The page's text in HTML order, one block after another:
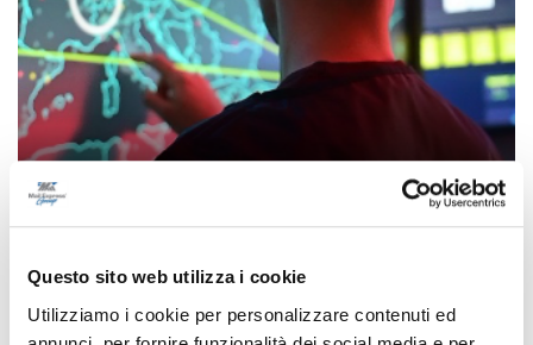
Questo sito web utilizza i cookie
Utilizziamo i cookie per personalizzare contenuti ed
Stampavano soldi falsi nel Chietino: 5 misure
cautelari, tra cui 2 ad Ascoli Piceno